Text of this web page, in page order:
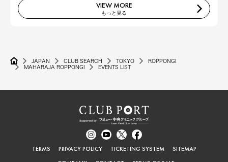
VIEW MORE
もっと見る
JAPAN CLUB SEARCH TOKYO
ROPPONGI
MAHARAJA ROPPONGI
EVENTS LIST
TERMS PRIVACY POLICY TICKETING SYSTEM
SITEMAP